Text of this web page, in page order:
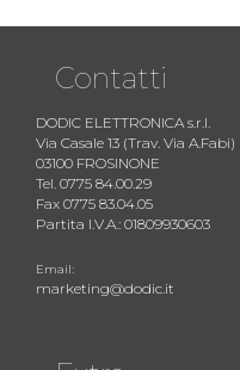
Contatti
DODIC ELETTRONICA s.r.l.
Via Casale 13 (Trav. Via A.Fabi)
03100 FROSINONE
Tel. 0775 84.00.29
Fax 0775 83.04.05
Partita I.V.A.: 01809930603
Email:
marketing@dodic.it